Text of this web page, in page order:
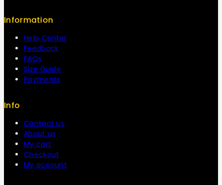
Information
Help Center
Feedback
FAQs
Size Guide
Payments
Info
Contact us
About us
My cart
Checkout
My account